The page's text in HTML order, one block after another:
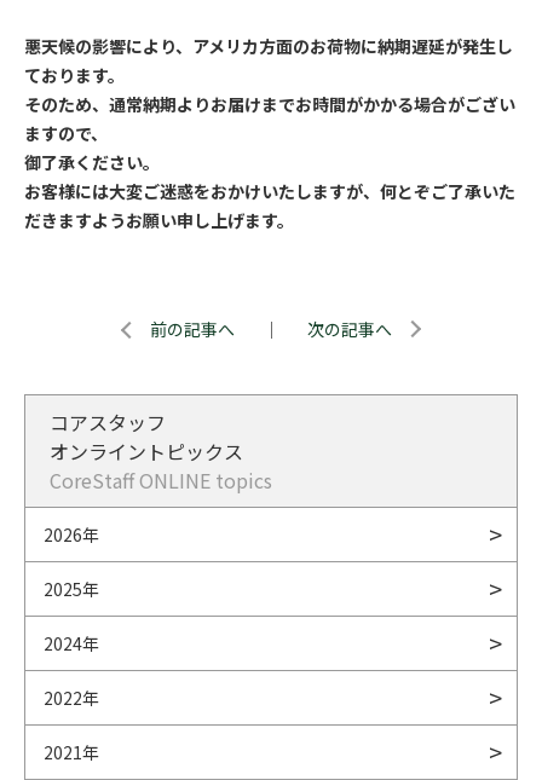
悪天候の影響により、アメリカ方面のお荷物に納期遅延が発生し
ております。
そのため、通常納期よりお届けまでお時間がかかる場合がござい
ますので、
御了承ください。
お客様には大変ご迷惑をおかけいたしますが、何とぞご了承いた
だきますようお願い申し上げます。
前の記事へ ｜ 次の記事へ
コアスタッフ
オンライントピックス
CoreStaff ONLINE topics
2026年
2025年
2024年
2022年
2021年